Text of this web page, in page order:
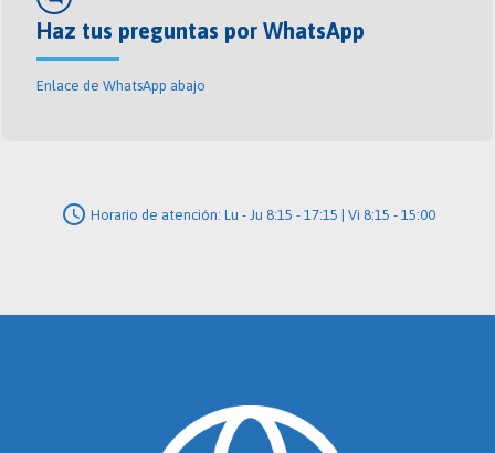
Haz tus preguntas por WhatsApp
Enlace de WhatsApp abajo
schedule Horario de atención: Lu - Ju 8:15 - 17:15 | Vi 8:15 - 15:00